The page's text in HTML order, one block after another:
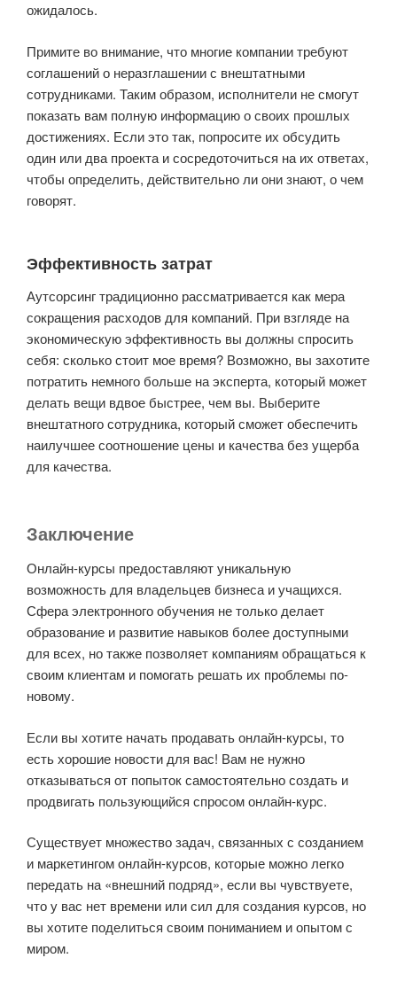
ожидалось.
Примите во внимание, что многие компании требуют
соглашений о неразглашении с внештатными
сотрудниками. Таким образом, исполнители не смогут
показать вам полную информацию о своих прошлых
достижениях. Если это так, попросите их обсудить
один или два проекта и сосредоточиться на их ответах,
чтобы определить, действительно ли они знают, о чем
говорят.
Эффективность затрат
Аутсорсинг традиционно рассматривается как мера
сокращения расходов для компаний. При взгляде на
экономическую эффективность вы должны спросить
себя: сколько стоит мое время? Возможно, вы захотите
потратить немного больше на эксперта, который может
делать вещи вдвое быстрее, чем вы. Выберите
внештатного сотрудника, который сможет обеспечить
наилучшее соотношение цены и качества без ущерба
для качества.
Заключение
Онлайн-курсы предоставляют уникальную
возможность для владельцев бизнеса и учащихся.
Сфера электронного обучения не только делает
образование и развитие навыков более доступными
для всех, но также позволяет компаниям обращаться к
своим клиентам и помогать решать их проблемы по-
новому.
Если вы хотите начать продавать онлайн-курсы, то
есть хорошие новости для вас! Вам не нужно
отказываться от попыток самостоятельно создать и
продвигать пользующийся спросом онлайн-курс.
Существует множество задач, связанных с созданием
и маркетингом онлайн-курсов, которые можно легко
передать на «внешний подряд», если вы чувствуете,
что у вас нет времени или сил для создания курсов, но
вы хотите поделиться своим пониманием и опытом с
миром.